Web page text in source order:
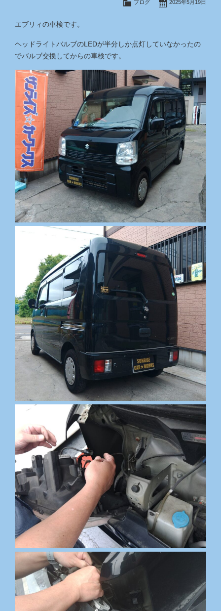
2025年5月19日
ブログ
エブリィの車検です。
ヘッドライトバルブのLEDが半分しか点灯していなかったの
でバルブ交換してからの車検です。